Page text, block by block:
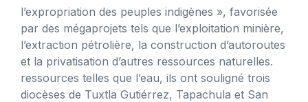
l’expropriation des peuples indigènes », favorisée
par des mégaprojets tels que l’exploitation minière,
l’extraction pétrolière, la construction d’autoroutes
et la privatisation d’autres ressources naturelles.
ressources telles que l’eau, ils ont souligné trois
diocèses de Tuxtla Gutiérrez, Tapachula et San